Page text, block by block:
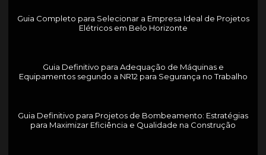
Guia Completo para Selecionar a Empresa Ideal de Projetos
Elétricos em Belo Horizonte
Guia Definitivo para Adequação de Máquinas e
Equipamentos segundo a NR12 para Segurança no Trabalho
Guia Definitivo para Projetos de Bombeamento: Estratégias
para Maximizar Eficiência e Qualidade na Construção